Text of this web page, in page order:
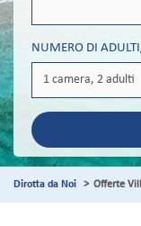
NUMERO DI
Dirotta da Noi Offerte